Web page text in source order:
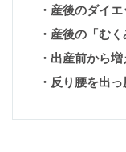
・産後のダイ
・産後の「む
・出産前から
・反り腰を出